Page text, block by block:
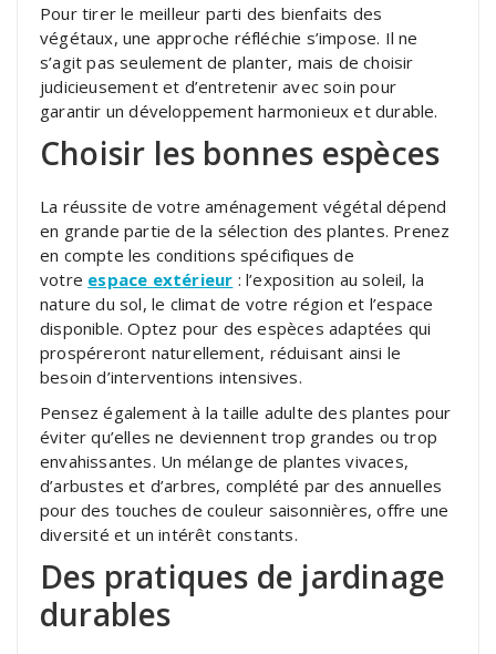
Pour tirer le meilleur parti des bienfaits des
végétaux, une approche réfléchie s’impose. Il ne
s’agit pas seulement de planter, mais de choisir
judicieusement et d’entretenir avec soin pour
garantir un développement harmonieux et durable.
Choisir les bonnes espèces
La réussite de votre aménagement végétal dépend
en grande partie de la sélection des plantes. Prenez
en compte les conditions spécifiques de
votre espace extérieur : l’exposition au soleil, la
nature du sol, le climat de votre région et l’espace
disponible. Optez pour des espèces adaptées qui
prospéreront naturellement, réduisant ainsi le
besoin d’interventions intensives.
Pensez également à la taille adulte des plantes pour
éviter qu’elles ne deviennent trop grandes ou trop
envahissantes. Un mélange de plantes vivaces,
d’arbustes et d’arbres, complété par des annuelles
pour des touches de couleur saisonnières, offre une
diversité et un intérêt constants.
Des pratiques de jardinage
durables